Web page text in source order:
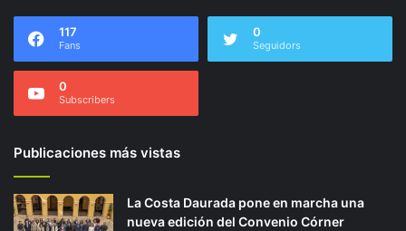
117
Fans
0
Seguidors
0
Subscribers
Publicaciones más vistas
La Costa Daurada pone en marcha una
nueva edición del Convenio Córner